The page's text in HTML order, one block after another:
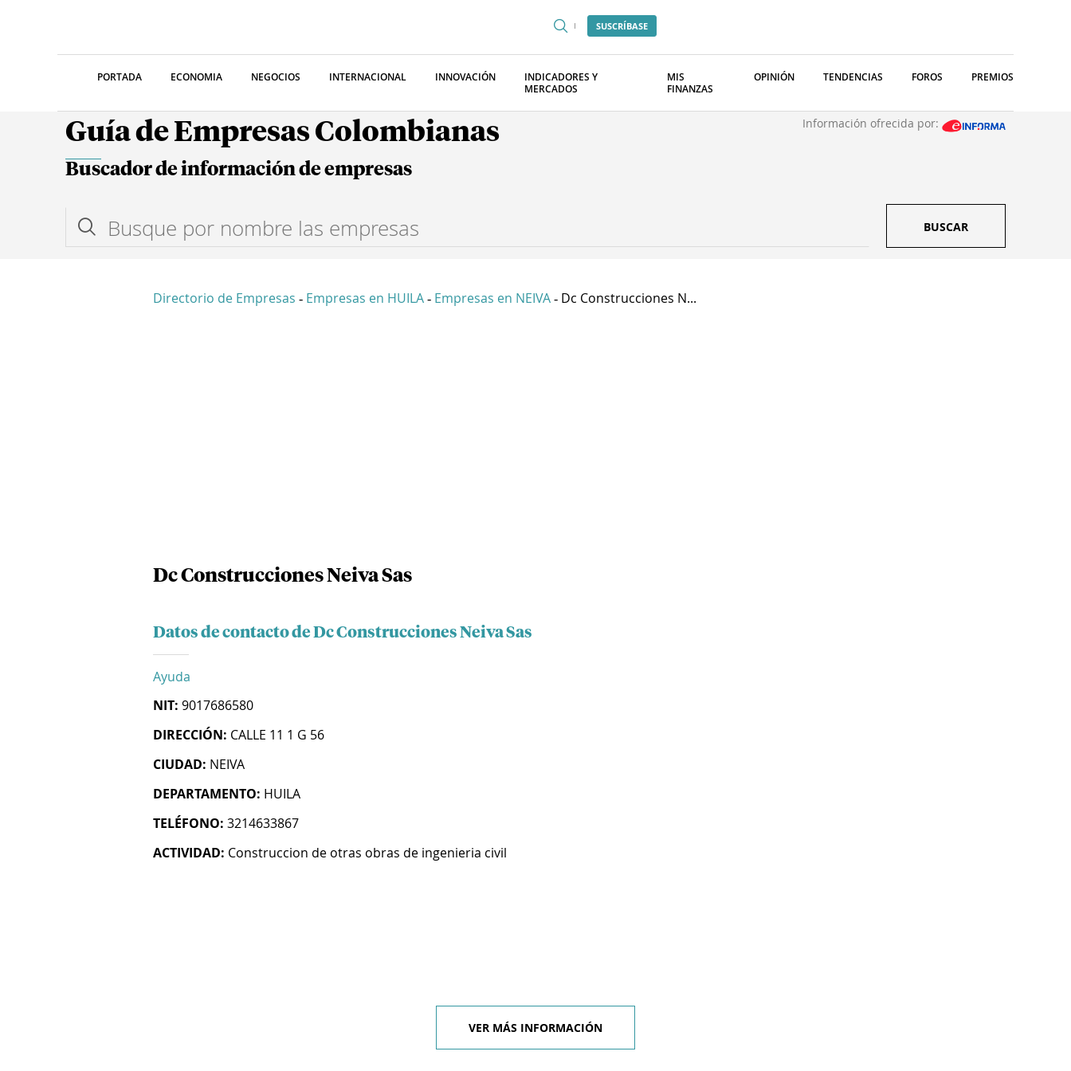
SUSCRÍBASE
PORTADA ECONOMIA NEGOCIOS INTERNACIONAL INNOVACIÓN
INDICADORES Y
MERCADOS
MIS
FINANZAS
OPINIÓN TENDENCIAS FOROS PREMIOS
Guía de Empresas Colombianas Información ofrecida por:
Buscador de información de empresas
BUSCAR
Directorio de Empresas - Empresas en HUILA - Empresas en NEIVA - Dc Construcciones N...
Dc Construcciones Neiva Sas
Datos de contacto de Dc Construcciones Neiva Sas
Ayuda
NIT: 9017686580
DIRECCIÓN: CALLE 11 1 G 56
CIUDAD: NEIVA
DEPARTAMENTO: HUILA
TELÉFONO: 3214633867
ACTIVIDAD: Construccion de otras obras de ingenieria civil
VER MÁS INFORMACIÓN